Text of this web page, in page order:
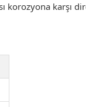
korozyona karşı